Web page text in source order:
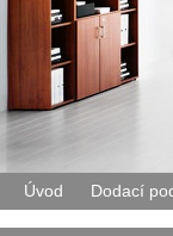
Úvod Dodací